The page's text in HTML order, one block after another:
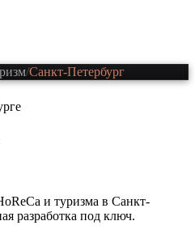
/Санкт-Петербург
и туризма в Санкт-
разработка под ключ.